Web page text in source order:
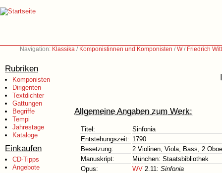
Navigation: Klassika / Komponistinnen und Komponisten /W/ Friedrich
Rubriken
Komponisten
Dirigenten
Textdichter
Gattungen
Begriffe
Tempi
Jahrestage
Kataloge
Einkaufen
CD-Tipps
Angebote
Allgemeine Angaben zum Werk:
Titel:
Sinfonia
Entstehungszeit: 1790
Besetzung:
2 Violinen, Viola, Bass, 2
Manuskript:
München: Staatsbibliothek
Opus:
WV 2.11: Sinfonia